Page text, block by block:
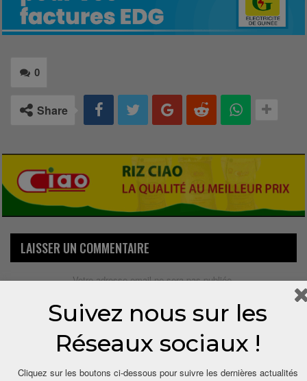
0
Share
LAISSER UN COMMENTAIRE
Votre adresse email ne sera pas publiée.
Suivez nous sur les
Réseaux sociaux !
Cliquez sur les boutons ci-dessous pour suivre les dernières actualités